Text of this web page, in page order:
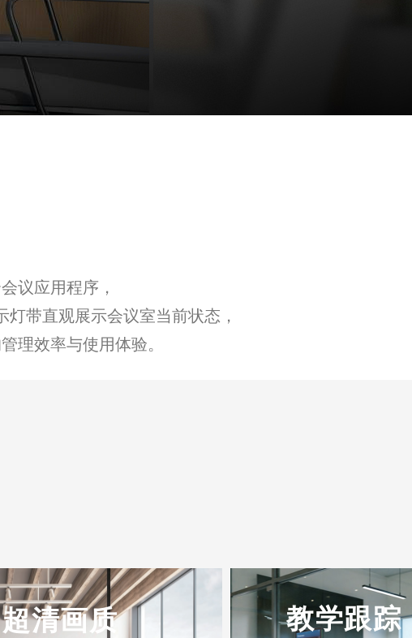
议应用程序，
灯带直观展示会议室当前状态，
理效率与使用体验。
超清画质 教学跟踪